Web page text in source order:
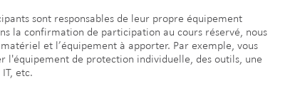
sont responsables de leur propre équipement
la confirmation de participation au cours réservé, nous
et l’équipement à apporter. Par exemple, vous
l'équipement de protection individuelle, des outils, une
etc.